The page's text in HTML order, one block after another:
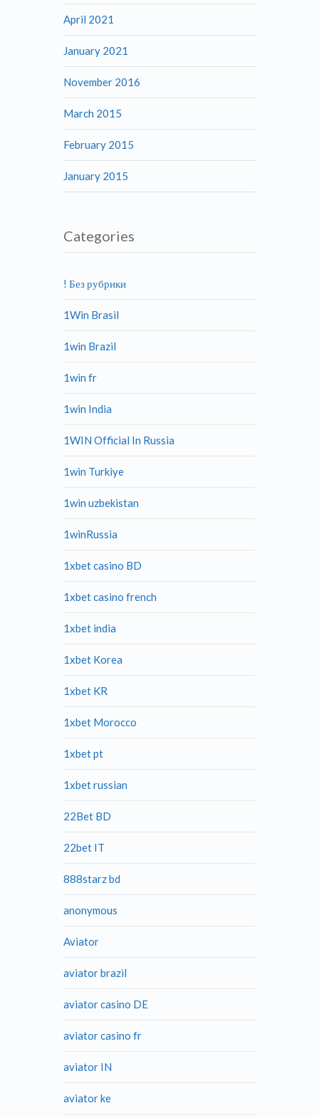
April 2021
January 2021
November 2016
March 2015
February 2015
January 2015
Categories
! Без рубрики
1Win Brasil
1win Brazil
1win fr
1win India
1WIN Official In Russia
1win Turkiye
1win uzbekistan
1winRussia
1xbet casino BD
1xbet casino french
1xbet india
1xbet Korea
1xbet KR
1xbet Morocco
1xbet pt
1xbet russian
22Bet BD
22bet IT
888starz bd
anonymous
Aviator
aviator brazil
aviator casino DE
aviator casino fr
aviator IN
aviator ke